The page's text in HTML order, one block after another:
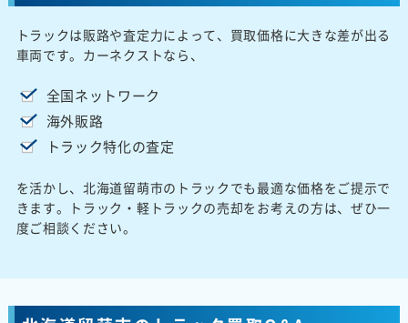
トラックは販路や査定力によって、買取価格に大きな差が出る
車両です。カーネクストなら、
全国ネットワーク
海外販路
トラック特化の査定
を活かし、北海道留萌市のトラックでも最適な価格をご提示で
きます。トラック・軽トラックの売却をお考えの方は、ぜひ一
度ご相談ください。